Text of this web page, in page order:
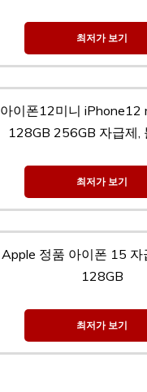
최저가 보기
아이폰12미니 iPhone12
128GB 256GB 자급제,
최저가 보기
Apple 정품 아이폰 15 자
128GB
최저가 보기